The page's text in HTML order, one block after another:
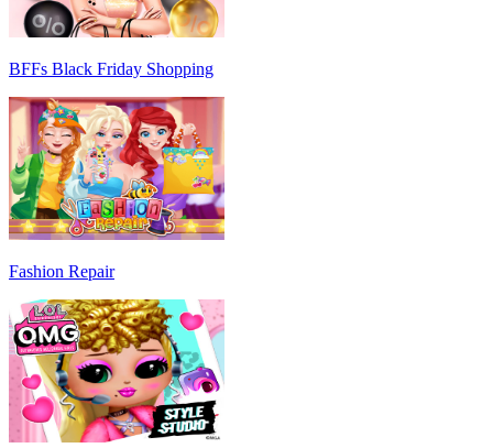
BFFs Black Friday Shopping
Fashion Repair